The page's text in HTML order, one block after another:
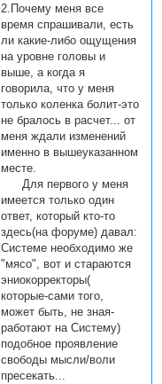
2.Почему меня все
время спрашивали, есть
ли какие-либо ощущения
на уровне головы и
выше, а когда я
говорила, что у меня
только коленка болит-это
не бралось в расчет... от
меня ждали изменений
именно в вышеуказанном
месте.
Для первого у меня
имеется только один
ответ, который кто-то
здесь(на форуме) давал:
Системе необходимо же
"мясо", вот и стараются
эниокорректоры(
которые-сами того,
может быть, не зная-
работают на Систему)
подобное проявление
свободы мысли/воли
пресекать...